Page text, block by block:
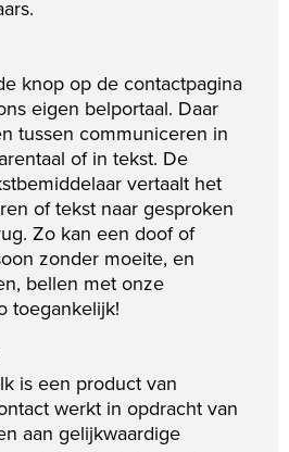
knop op de contactpagina
eigen belportaal. Daar
tussen communiceren in
of in tekst. De
vertaalt het
of tekst naar gesproken
Zo kan een doof of
zonder moeite, en
bellen met onze
toegankelijk!
is een product van
werkt in opdracht van
aan gelijkwaardige